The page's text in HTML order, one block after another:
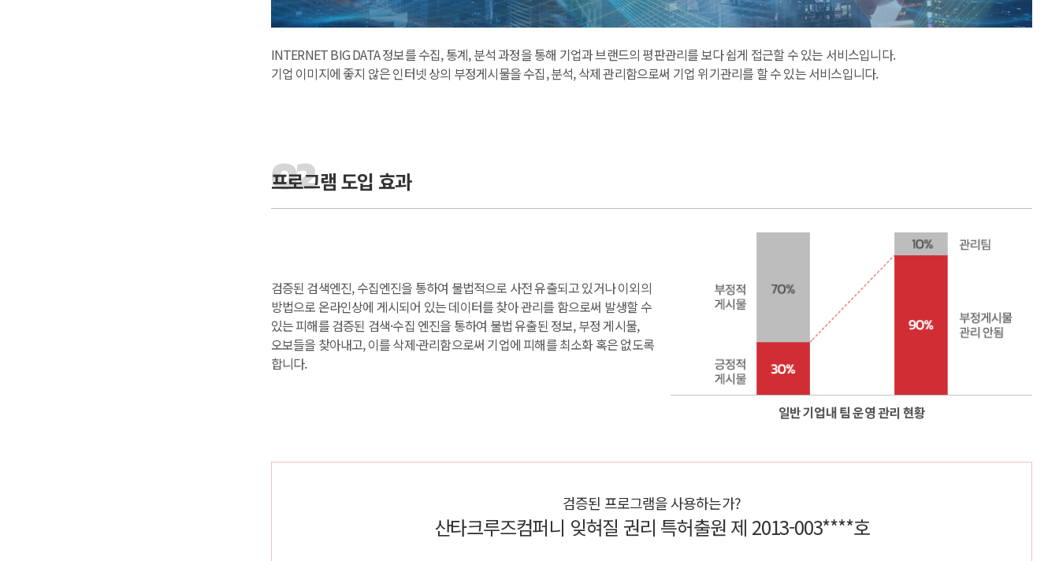
INTERNET BIG DATA 정보를 수집, 통계, 분석 과정을 통해 기업과 브랜드의 평판관리를 보다 쉽게 접근할 수 있는 서비스입니다.
기업 이미지에 좋지 않은 인터넷 상의 부정게시물을 수집, 분석, 삭제 관리함으로써 기업 위기관리를 할 수 있는 서비스입니다.
프로그램 도입 효과
검증된 검색엔진, 수집엔진을 통하여 불법적으로 사전 유출되고 있거나이외의
방법으로 온라인상에 게시되어 있는 데이터를 찾아 관리를 함으로써 발생할 수
있는 피해를 검증된 검색·수집 엔진을 통하여 불법 유출된 정보,부정 게시물,
오보들을 찾아내고, 이를 삭제·관리함으로써 기업에 피해를최소화 혹은 없도록
합니다.
일반 기업내 팀 운영 관리 현황
검증된 프로그램을 사용하는가?
산타크루즈컴퍼니 잊혀질 권리 특허출원 제 2013-003****호